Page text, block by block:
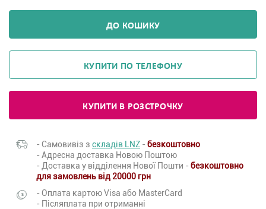
ДО КОШИКУ
КУПИТИ ПО ТЕЛЕФОНУ
КУПИТИ В РОЗСТРОЧКУ
- Самовивіз з складів LNZ - безкоштовно
- Адресна доставка Новою Поштою
- Доставка у відділення Нової Пошти - безкоштовно
для замовлень від 20000 грн
- Оплата картою Visa або MasterCard
- Післяплата при отриманні